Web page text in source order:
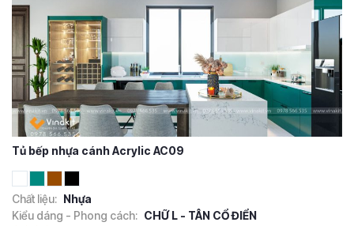
Tủ bếp nhựa cánh Acrylic AC09
Chất liệu: Nhựa
Kiểu dáng - Phong cách: CHỮ L - TÂN CỔ ĐIỂN